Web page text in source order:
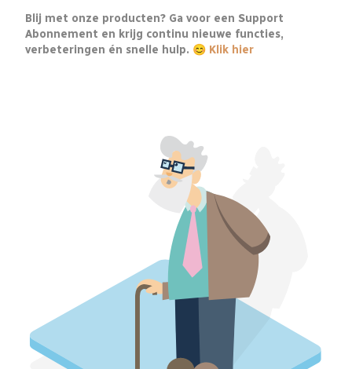
Blij met onze producten? Ga voor een Support
Abonnement en krijg continu nieuwe functies,
verbeteringen én snelle hulp. 😊 Klik hier